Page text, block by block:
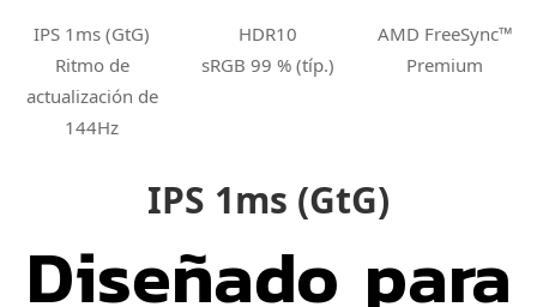
IPS 1ms (GtG)
Ritmo de
actualización de
144Hz
HDR10
sRGB 99 % (típ.)
AMD FreeSync™
Premium
IPS 1ms (GtG)
Diseñado para